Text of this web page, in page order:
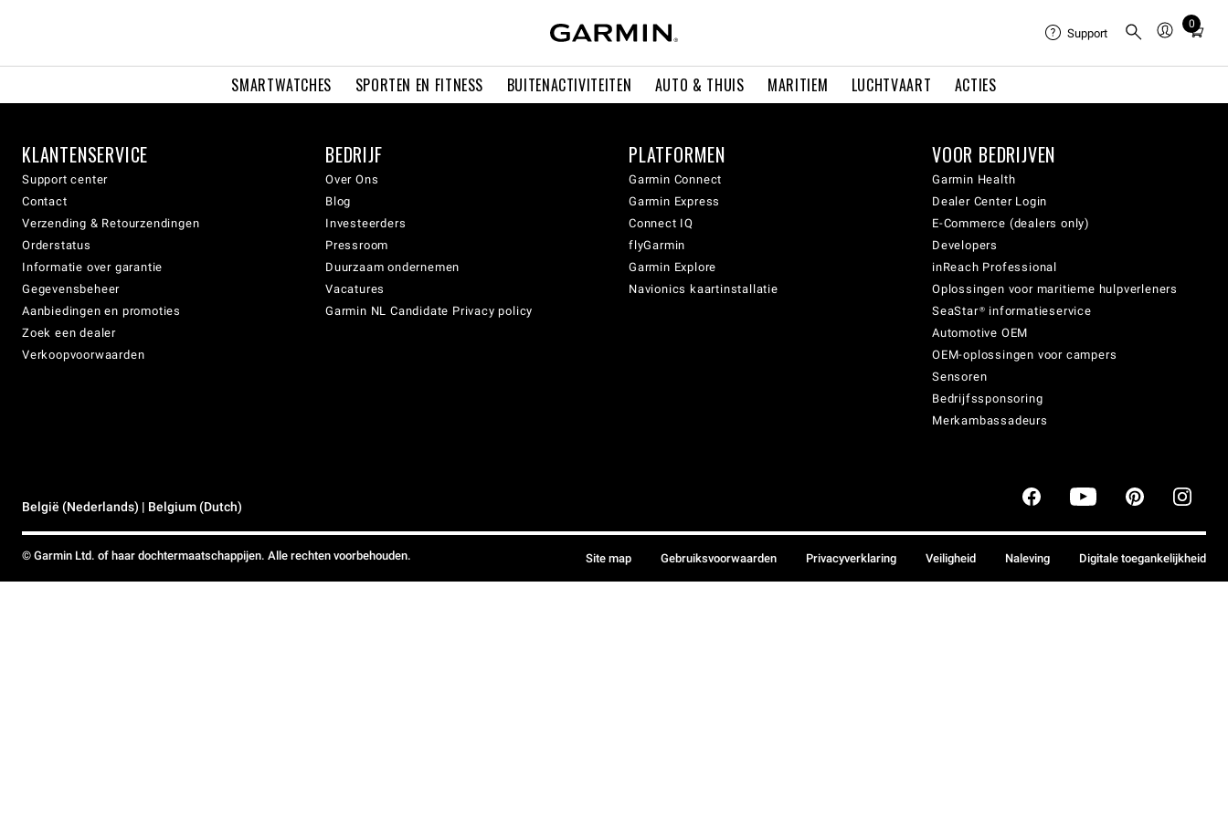
SMARTWATCHES SPORTEN EN FITNESS BUITENACTIVITEITEN AUTO & THUIS MARITIEM LUCHTVAART ACTIES
Support
0
Total
in
KLANTENSERVICE
Support center
Contact
Verzending & Retourzendingen
Orderstatus
Informatie over garantie
Gegevensbeheer
Aanbiedingen en promoties
Zoek een dealer
Verkoopvoorwaarden
BEDRIJF
Over Ons
Blog
Investeerders
Pressroom
Duurzaam ondernemen
Vacatures
Garmin NL Candidate Privacy policy
PLATFORMEN
Garmin Connect
Garmin Express
Connect IQ
flyGarmin
Garmin Explore
Navionics kaartinstallatie
VOOR BEDRIJVEN
Garmin Health
Dealer Center Login
E-Commerce (dealers only)
Developers
inReach Professional
Oplossingen voor maritieme hulpverleners
SeaStar® informatieservice
Automotive OEM
OEM-oplossingen voor campers
Sensoren
Bedrijfssponsoring
Merkambassadeurs
België (Nederlands) | Belgium (Dutch)
© Garmin Ltd. of haar dochtermaatschappijen. Alle rechten voorbehouden. Site map Gebruiksvoorwaarden Privacyverklaring Veiligheid Naleving Digitale toegankelijkheid